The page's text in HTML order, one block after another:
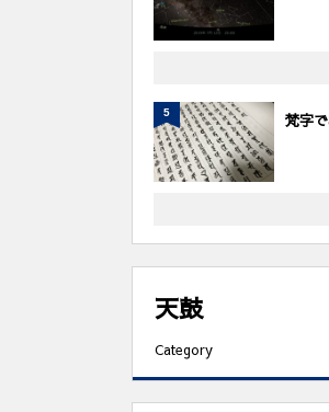
5 梵字
天鼓
Category